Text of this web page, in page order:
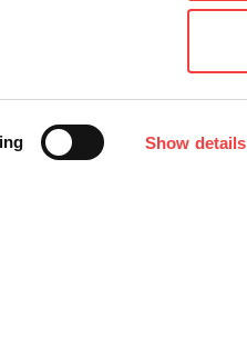
Show details